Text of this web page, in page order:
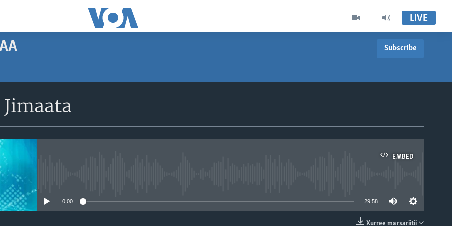
LIVE
Subscribe
EMBED
0:00 29:58
Xurree marsariitii